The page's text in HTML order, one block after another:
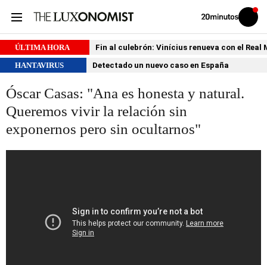
Volver
Iniciar
sesión
ÚLTIMA HORA
Fin al culebrón: Vinícius renueva con el Real
HANTAVIRUS
Detectado un nuevo caso en España
Óscar Casas: "Ana es honesta y natural.
Queremos vivir la relación sin
exponernos pero sin ocultarnos"